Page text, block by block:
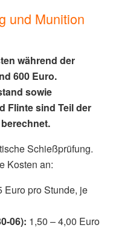
und Munition
während der
600 Euro.
sowie
Flinte sind Teil der
Schießprüfung.
Kosten an:
Euro pro Stunde, je
06): 1,50 – 4,00 Euro